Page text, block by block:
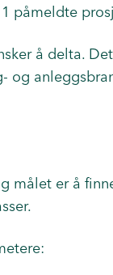
påmeldte
å delta.
og
målet er å